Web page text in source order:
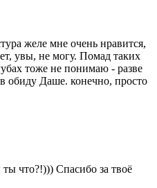
желе мне очень нравится,
увы, не могу. Помад таких
тоже не понимаю - разве
обиду Даше. конечно, просто
что?!))) Спасибо за твоё